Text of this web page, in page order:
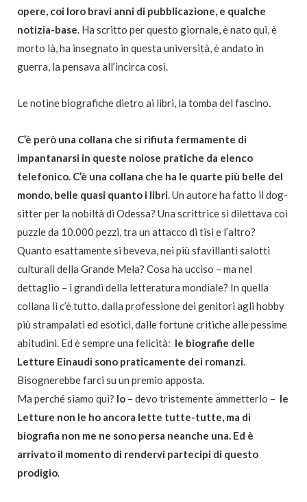
opere, coi loro bravi anni di pubblicazione, e qualche
notizia-base. Ha scritto per questo giornale, è nato qui, è
morto là, ha insegnato in questa università, è andato in
guerra, la pensava all’incirca così.
Le notine biografiche dietro ai libri, la tomba del fascino.
C’è però una collana che si rifiuta fermamente di
impantanarsi in queste noiose pratiche da elenco
telefonico. C’è una collana che ha le quarte più belle del
mondo, belle quasi quanto i libri. Un autore ha fatto il dog-
sitter per la nobiltà di Odessa? Una scrittrice si dilettava coi
puzzle da 10.000 pezzi, tra un attacco di tisi e l’altro?
Quanto esattamente si beveva, nei più sfavillanti salotti
culturali della Grande Mela? Cosa ha ucciso – ma nel
dettaglio – i grandi della letteratura mondiale? In quella
collana lì c’è tutto, dalla professione dei genitori agli hobby
più strampalati ed esotici, dalle fortune critiche alle pessime
abitudini. Ed è sempre una felicità: le biografie delle
Letture Einaudi sono praticamente dei romanzi.
Bisognerebbe farci su un premio apposta.
Ma perché siamo qui? Io – devo tristemente ammetterlo – le
Letture non le ho ancora lette tutte-tutte, ma di
biografia non me ne sono persa neanche una. Ed è
arrivato il momento di rendervi partecipi di questo
prodigio.